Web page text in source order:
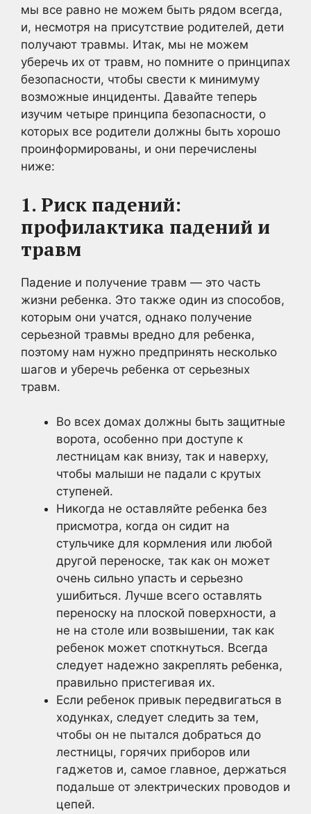
мы все равно не можем быть рядом всегда,
и, несмотря на присутствие родителей, дети
получают травмы. Итак, мы не можем
уберечь их от травм, но помните о принципах
безопасности, чтобы свести к минимуму
возможные инциденты. Давайте теперь
изучим четыре принципа безопасности, о
которых все родители должны быть хорошо
проинформированы, и они перечислены
ниже:
1. Риск падений:
профилактика падений и
травм
Падение и получение травм — это часть
жизни ребенка. Это также один из способов,
которым они учатся, однако получение
серьезной травмы вредно для ребенка,
поэтому нам нужно предпринять несколько
шагов и уберечь ребенка от серьезных
травм.
Во всех домах должны быть защитные
ворота, особенно при доступе к
лестницам как внизу, так и наверху,
чтобы малыши не падали с крутых
ступеней.
Никогда не оставляйте ребенка без
присмотра, когда он сидит на
стульчике для кормления или любой
другой переноске, так как он может
очень сильно упасть и серьезно
ушибиться. Лучше всего оставлять
переноску на плоской поверхности, а
не на столе или возвышении, так как
ребенок может споткнуться. Всегда
следует надежно закреплять ребенка,
правильно пристегивая их.
Если ребенок привык передвигаться в
ходунках, следует следить за тем,
чтобы он не пытался добраться до
лестницы, горячих приборов или
гаджетов и, самое главное, держаться
подальше от электрических проводов и
цепей.